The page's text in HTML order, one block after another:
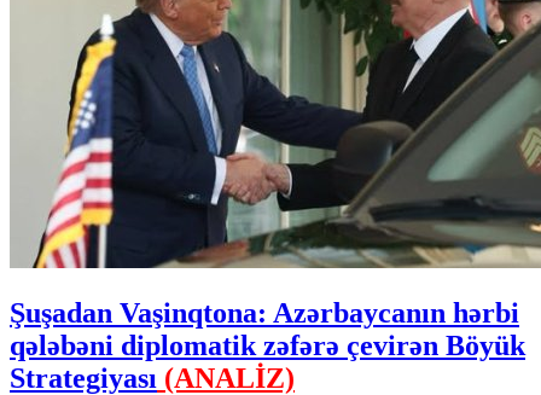
Şuşadan Vaşinqtona: Azərbaycanın hərbi
qələbəni diplomatik zəfərə çevirən Böyük
Strategiyası (ANALİZ)